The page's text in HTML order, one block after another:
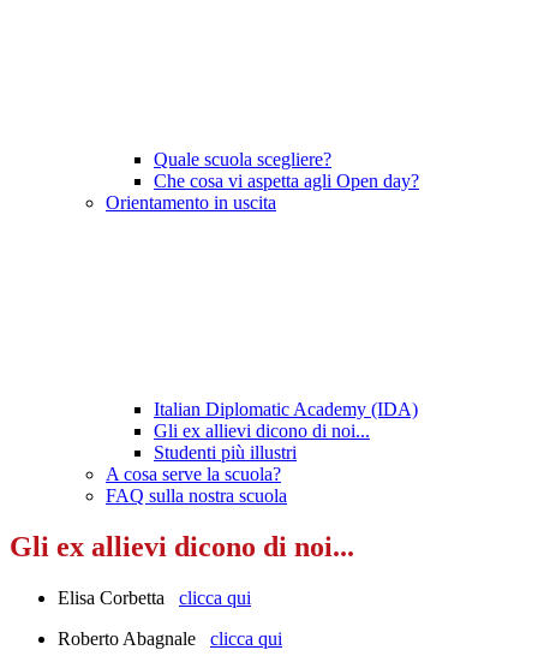
Quale scuola scegliere?
Che cosa vi aspetta agli Open day?
Orientamento in uscita
Italian Diplomatic Academy (IDA)
Gli ex allievi dicono di noi...
Studenti più illustri
A cosa serve la scuola?
FAQ sulla nostra scuola
Gli ex allievi dicono di noi...
Elisa Corbetta clicca qui
Roberto Abagnale clicca qui